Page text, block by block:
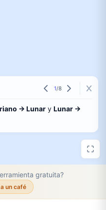
→ Lunar y Lunar →
1/8
gratuita?
un café